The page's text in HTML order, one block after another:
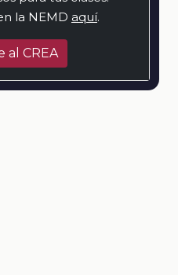
la NEMD aquí.
al CREA